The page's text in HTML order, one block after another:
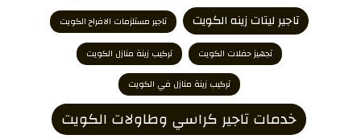
تاجير ليتات زينه الكويت
تاجير مستلزمات الافراح الكويت
تجهيز حفلات الكويت
تركيب زينة منازل الكويت
تركيب زينة منازل في الكويت
خدمات تاجير كراسي وطاولات الكويت